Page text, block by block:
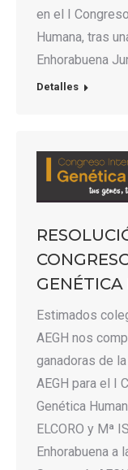
en el I
Humana, tras
Enhorabuena
Detalles
Estimados
AEGH nos
ganadoras de
AEGH para el I
Genética
ELCORO y Mª
Enhorabuena a